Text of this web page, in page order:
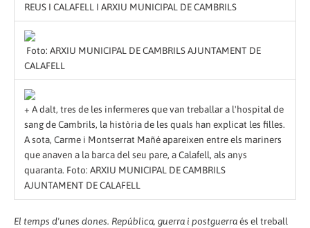
REUS I CALAFELL I ARXIU MUNICIPAL DE CAMBRILS
Foto: ARXIU MUNICIPAL DE CAMBRILS AJUNTAMENT DE
CALAFELL
+ A dalt, tres de les infermeres que van treballar a l'hospital de
sang de Cambrils, la història de les quals han explicat les filles.
A sota, Carme i Montserrat Mañé apareixen entre els mariners
que anaven a la barca del seu pare, a Calafell, als anys
quaranta. Foto: ARXIU MUNICIPAL DE CAMBRILS
AJUNTAMENT DE CALAFELL
El temps d'unes dones. República, guerra i postguerraés el treball